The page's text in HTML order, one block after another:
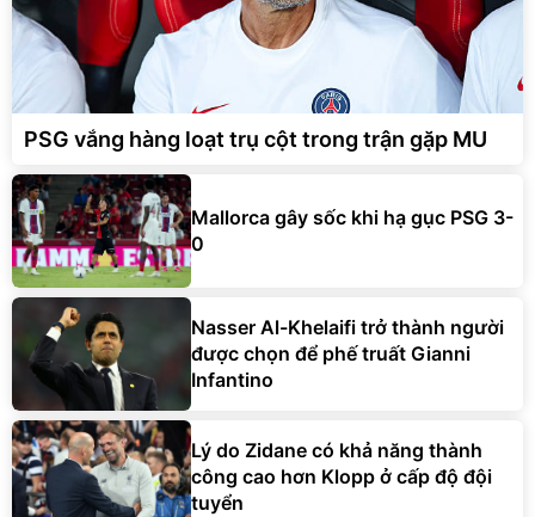
PSG vắng hàng loạt trụ cột trong trận gặp MU
Mallorca gây sốc khi hạ gục PSG 3-
0
Nasser Al-Khelaifi trở thành người
được chọn để phế truất Gianni
Infantino
Lý do Zidane có khả năng thành
công cao hơn Klopp ở cấp độ đội
tuyển